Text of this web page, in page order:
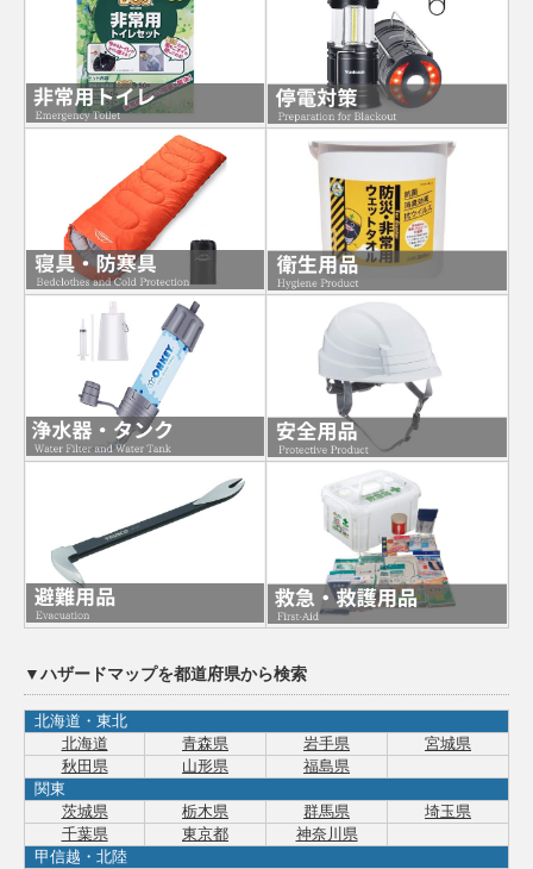
▼ハザードマップを都道府県から検索
北海道・東北
北海道
青森県 岩手県
宮城県
秋田県
山形県
福島県
関東
茨城県
栃木県 群馬県
埼玉県
千葉県
東京都
神奈川県
甲信越・北陸